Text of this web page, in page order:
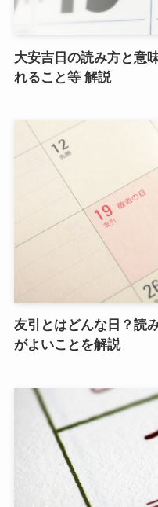
大安吉日の読み方と意
れること等 解説
友引とはどんな日？読
がよいことを解説